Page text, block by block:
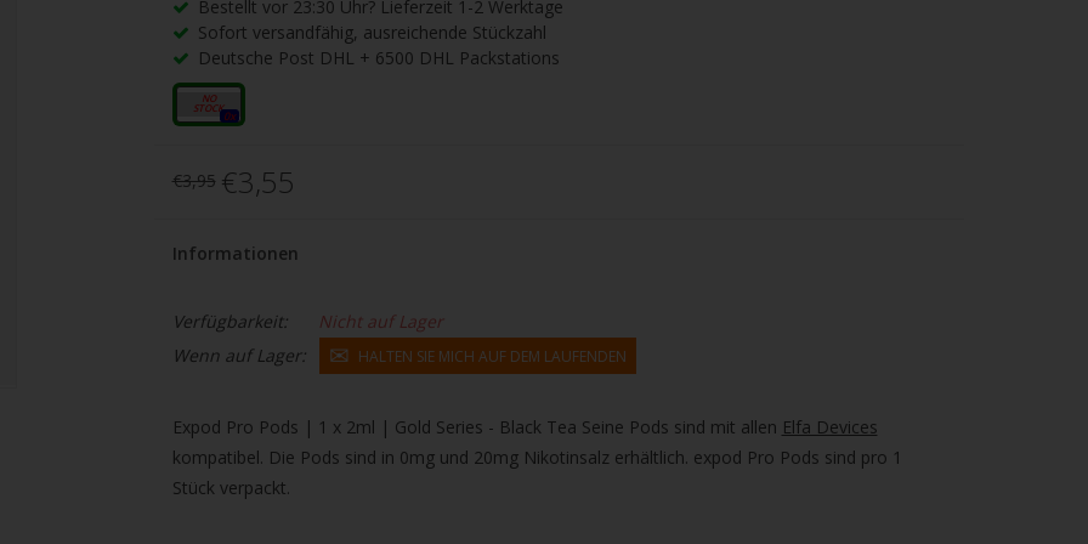
Bestellt vor 23:30 Uhr? Lieferzeit 1-2 Werktage
Sofort versandfähig, ausreichende Stückzahl
Deutsche Post DHL + 6500 DHL Packstations
20mg
0x
€3,95 €3,55
Informationen
Verfügbarkeit:
Nicht auf Lager
Wenn auf Lager:
HALTEN SIE MICH AUF DEM LAUFENDEN
Expod Pro Pods | 1 x 2ml | Gold Series - Black Tea Seine Pods sind mit allen Elfa Devices
kompatibel. Die Pods sind in 0mg und 20mg Nikotinsalz erhältlich. expod Pro Pods sind pro 1
Stück verpackt.